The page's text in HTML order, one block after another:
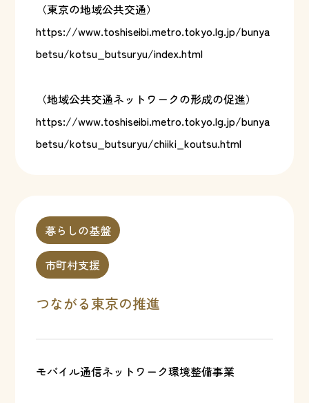
（東京の地域公共交通）
https://www.toshiseibi.metro.tokyo.lg.jp/bunya
betsu/kotsu_butsuryu/index.html
（地域公共交通ネットワークの形成の促進）
https://www.toshiseibi.metro.tokyo.lg.jp/bunya
betsu/kotsu_butsuryu/chiiki_koutsu.html
暮らしの基盤
市町村支援
つながる東京の推進
モバイル通信ネットワーク環境整備事業